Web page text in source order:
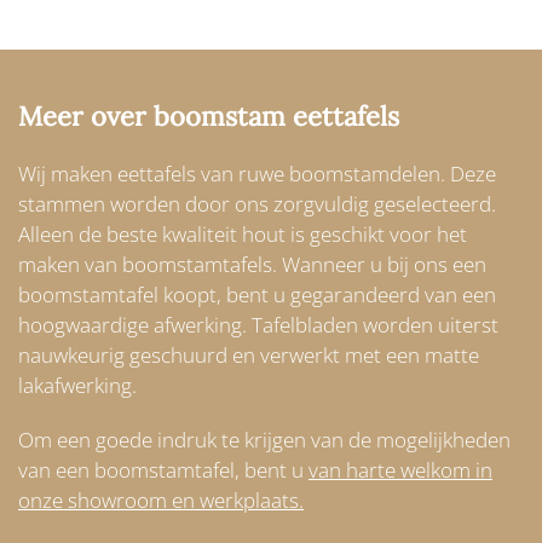
Meer over boomstam eettafels
Wij maken eettafels van ruwe boomstamdelen. Deze
stammen worden door ons zorgvuldig geselecteerd.
Alleen de beste kwaliteit hout is geschikt voor het
maken van boomstamtafels. Wanneer u bij ons een
boomstamtafel koopt, bent u gegarandeerd van een
hoogwaardige afwerking. Tafelbladen worden uiterst
nauwkeurig geschuurd en verwerkt met een matte
lakafwerking.
Om een goede indruk te krijgen van de mogelijkheden
van een boomstamtafel, bent u van harte welkom in
onze showroom en werkplaats.